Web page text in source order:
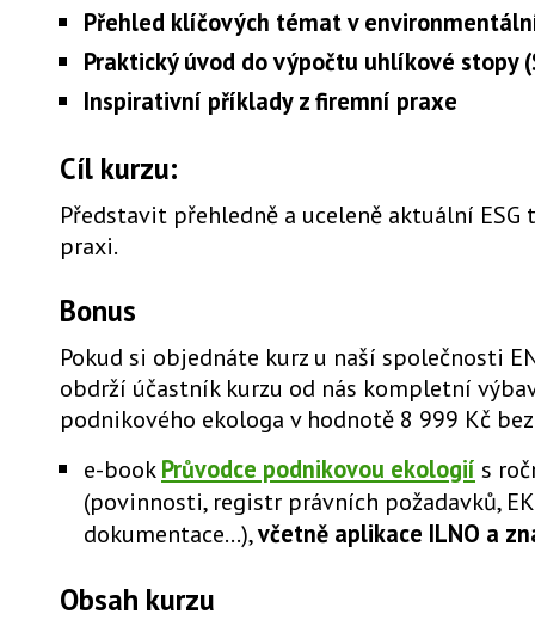
Přehled klíčových témat v
Praktický úvod do výpočtu uhlíkové stopy
Inspirativní příklady z firemní praxe
Cíl kurzu:
Představit přehledně a uceleně aktuální ESG
praxi.
Bonus
Pokud si objednáte kurz u naší společnosti
obdrží účastník kurzu od nás kompletní
podnikového ekologa v hodnotě 8 999 Kč
e-bookPrůvodce podnikovou ekologií s
(povinnosti, registr právních požadavků,
dokumentace...),včetně aplikace ILNO a
Obsah kurzu